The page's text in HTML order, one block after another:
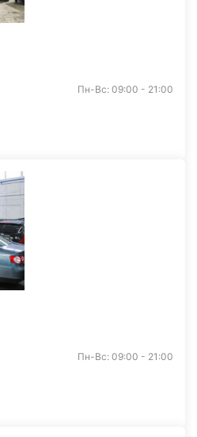
Пн-Вс: 09:00 - 21:00
Пн-Вс: 09:00 - 21:00